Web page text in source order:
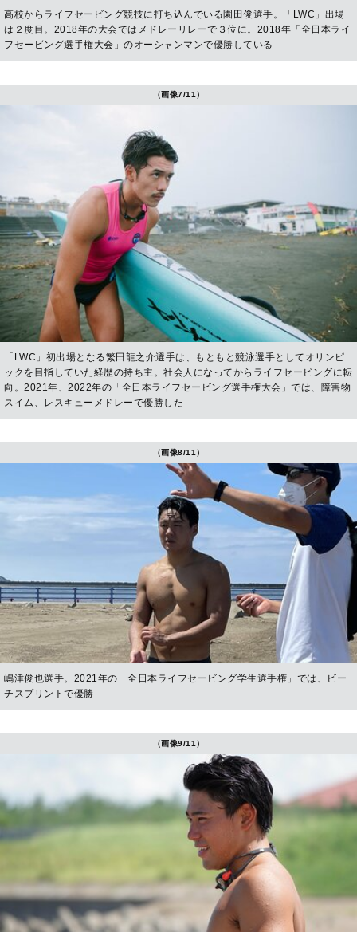
高校からライフセービング競技に打ち込んでいる園田俊選手。「LWC」出場
は２度目。2018年の大会ではメドレーリレーで３位に。2018年「全日本ライ
フセービング選手権大会」のオーシャンマンで優勝している
（画像7/11）
「LWC」初出場となる繁田龍之介選手は、もともと競泳選手としてオリンピ
ックを目指していた経歴の持ち主。社会人になってからライフセービングに転
向。2021年、2022年の「全日本ライフセービング選手権大会」では、障害物
スイム、レスキューメドレーで優勝した
（画像8/11）
嶋津俊也選手。2021年の「全日本ライフセービング学生選手権」では、ビー
チスプリントで優勝
（画像9/11）